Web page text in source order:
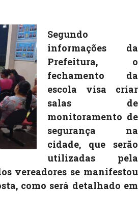
Segundo
informações da
Prefeitura, o
fechamento da
escola visa criar
salas de
monitoramento de
segurança na
cidade, que serão
utilizadas pela
vereadores se manifestou
como será detalhado em